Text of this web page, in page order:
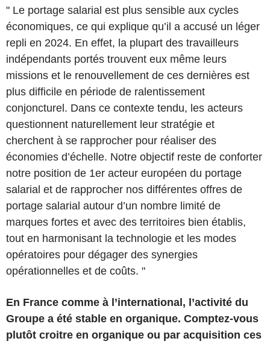
" Le portage salarial est plus sensible aux cycles
économiques, ce qui explique qu’il a accusé un léger
repli en 2024. En effet, la plupart des travailleurs
indépendants portés trouvent eux même leurs
missions et le renouvellement de ces dernières est
plus difficile en période de ralentissement
conjoncturel. Dans ce contexte tendu, les acteurs
questionnent naturellement leur stratégie et
cherchent à se rapprocher pour réaliser des
économies d’échelle. Notre objectif reste de conforter
notre position de 1er acteur européen du portage
salarial et de rapprocher nos différentes offres de
portage salarial autour d’un nombre limité de
marques fortes et avec des territoires bien établis,
tout en harmonisant la technologie et les modes
opératoires pour dégager des synergies
opérationnelles et de coûts. "
En France comme à l’international, l’activité du
Groupe a été stable en organique. Comptez-vous
plutôt croitre en organique ou par acquisition ces